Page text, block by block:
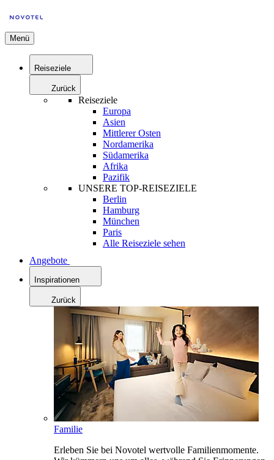
Menü
Reiseziele
Zurück
Reiseziele
Europa
Asien
Mittlerer Osten
Nordamerika
Südamerika
Afrika
Pazifik
UNSERE TOP-REISEZIELE
Berlin
Hamburg
München
Paris
Alle Reiseziele sehen
Angebote
Inspirationen
Zurück
Familie
Erleben Sie bei Novotel wertvolle Familienmomente.